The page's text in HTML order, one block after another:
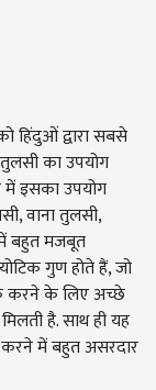
हिंदुओं द्वारा सबसे
का उपयोग
में इसका उपयोग
वाना तुलसी,
बहुत मजबूत
गुण होते हैं, जो
करने के लिए अच्छे
है. साथ ही यह
करने में बहुत असरदार